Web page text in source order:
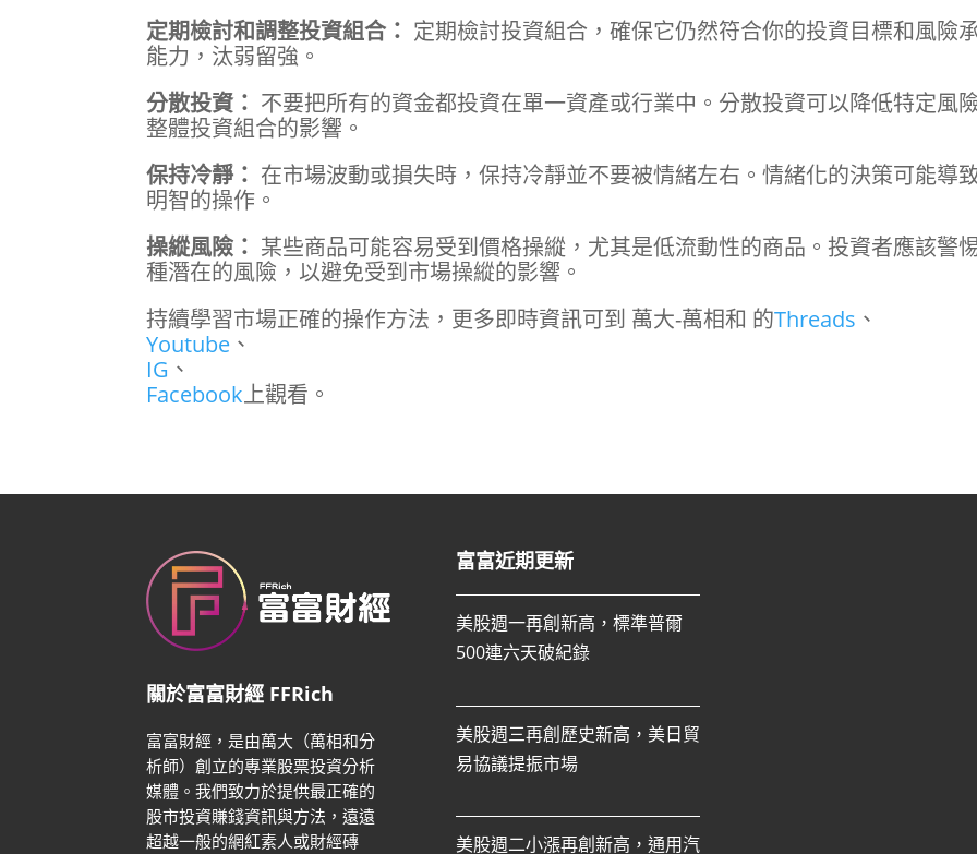
定期檢討和調整投資組合： 定期檢討投資組合，確保它仍然符合你的投資目標和風險
能力，汰弱留強。
分散投資： 不要把所有的資金都投資在單一資產或行業中。分散投資可以降低特定風
整體投資組合的影響。
保持冷靜： 在市場波動或損失時，保持冷靜並不要被情緒左右。情緒化的決策可能導
明智的操作。
操縱風險： 某些商品可能容易受到價格操縱，尤其是低流動性的商品。投資者應該警
種潛在的風險，以避免受到市場操縱的影響。
持續學習市場正確的操作方法，更多即時資訊可到 萬大-萬相和 的Threads 、
Youtube 、
IG 、
Facebook上觀看。
關於富富財經 FFRich
富富財經，是由萬大（萬相和分
析師）創立的專業股票投資分析
媒體。我們致力於提供最正確的
股市投資賺錢資訊與方法，遠遠
超越一般的網紅素人或財經磚
富富近期更新
美股週一再創新高，標準普爾
500連六天破紀錄
美股週三再創歷史新高，美日貿
易協議提振市場
美股週二小漲再創新高，通用汽